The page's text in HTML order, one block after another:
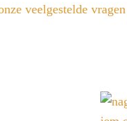
veelgestelde